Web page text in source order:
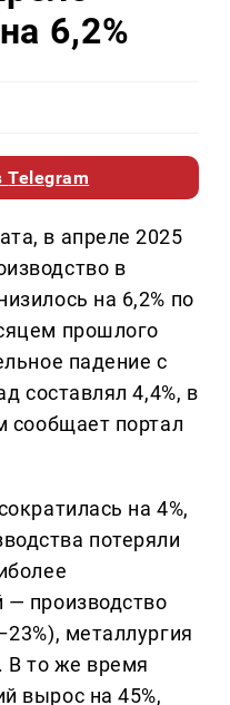
6,2%
Telegram
в апреле 2025
в
на 6,2% по
прошлого
падение с
составлял 4,4%, в
сообщает портал
на 4%,
потеряли
— производство
металлургия
В то же время
вырос на 45%,